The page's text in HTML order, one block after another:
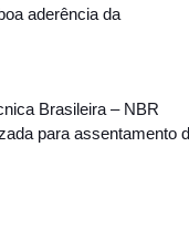
aderência da
Brasileira – NBR
para assentamento